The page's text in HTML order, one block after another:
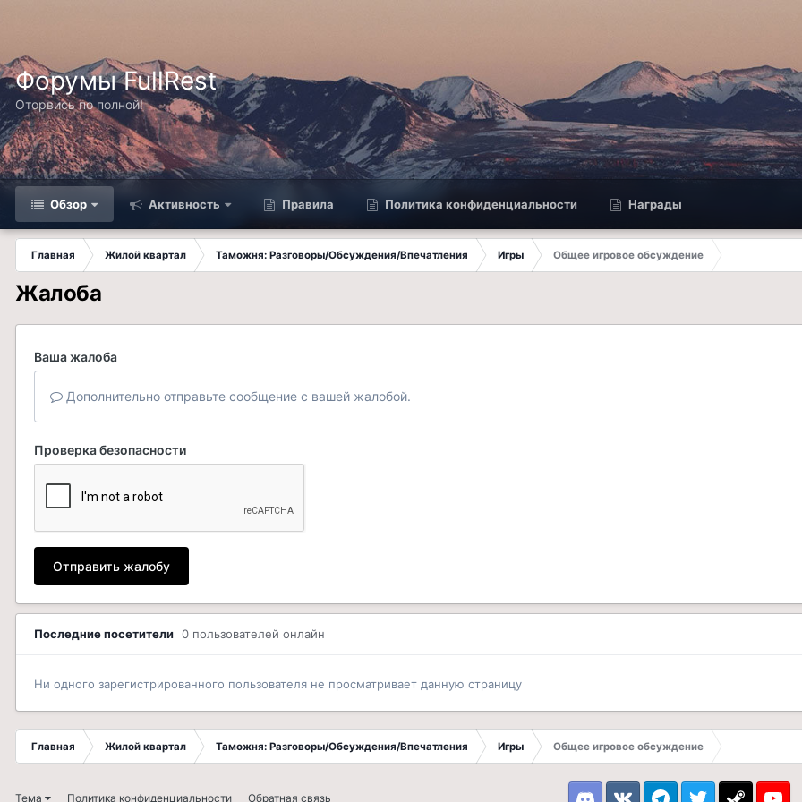
Форумы FullRest
Оторвись по полной!
Обзор Активность Правила Политика конфиденциальности Награды
Главная Жилой квартал Таможня: Разговоры/Обсуждения/Впечатления Игры
Общее игровое обсуждение
Жалоба
Ваша жалоба
Дополнительно отправьте сообщение с вашей жалобой.
Проверка безопасности
Отправить жалобу
Последние посетители 0 пользователей онлайн
Ни одного зарегистрированного пользователя не просматривает данную страницу
Главная Жилой квартал Таможня: Разговоры/Обсуждения/Впечатления Игры Общее игровое обсуждение
Тема Политика конфиденциальности Обратная связь